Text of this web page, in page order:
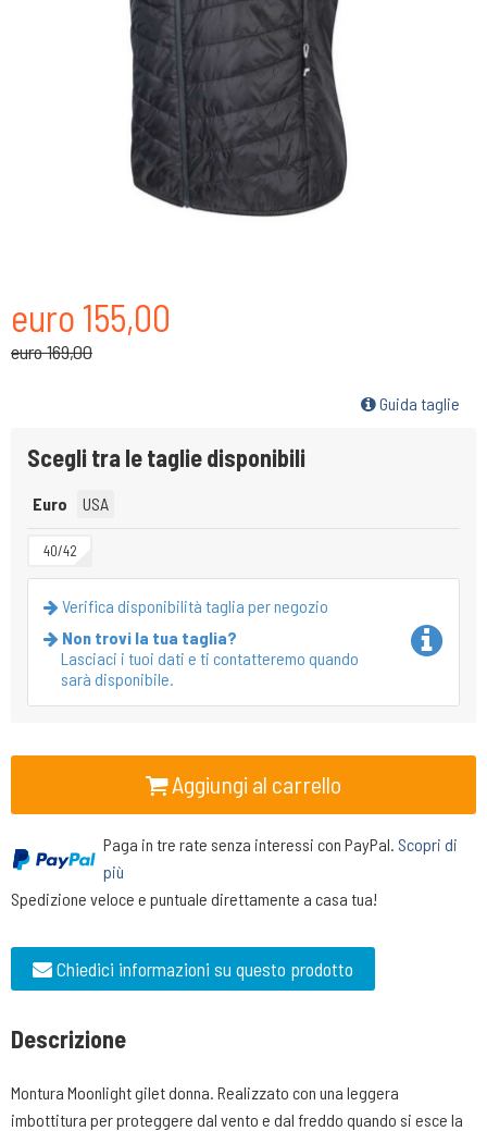
euro 155,00
euro 169,00
Guida taglie
Scegli tra le taglie disponibili
Euro USA
40/42
Verifica disponibilità taglia per negozio
Non trovi la tua taglia?
Lasciaci i tuoi dati e ti contatteremo quando
sarà disponibile.
Aggiungi al carrello
Paga in tre rate senza interessi con PayPal. Scopri di
più
Spedizione veloce e puntuale direttamente a casa tua!
Chiedici informazioni su questo prodotto
Descrizione
Montura Moonlight gilet donna. Realizzato con una leggera
imbottitura per proteggere dal vento e dal freddo quando si esce la